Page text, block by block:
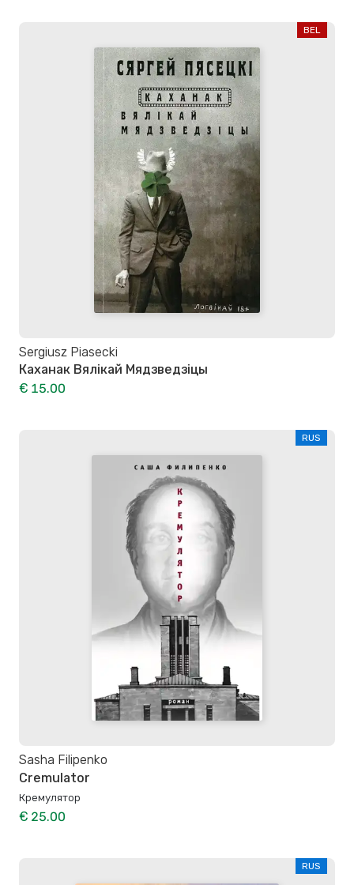
BEL
Sergiusz Piasecki
Каханак Вялікай Мядзведзіцы
€ 15.00
RUS
Sasha Filipenko
Cremulator
Кремулятор
€ 25.00
RUS